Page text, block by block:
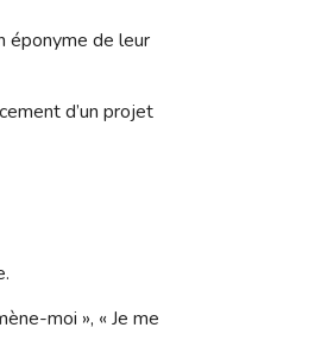
éponyme de leur
d’un projet
moi », « Je me